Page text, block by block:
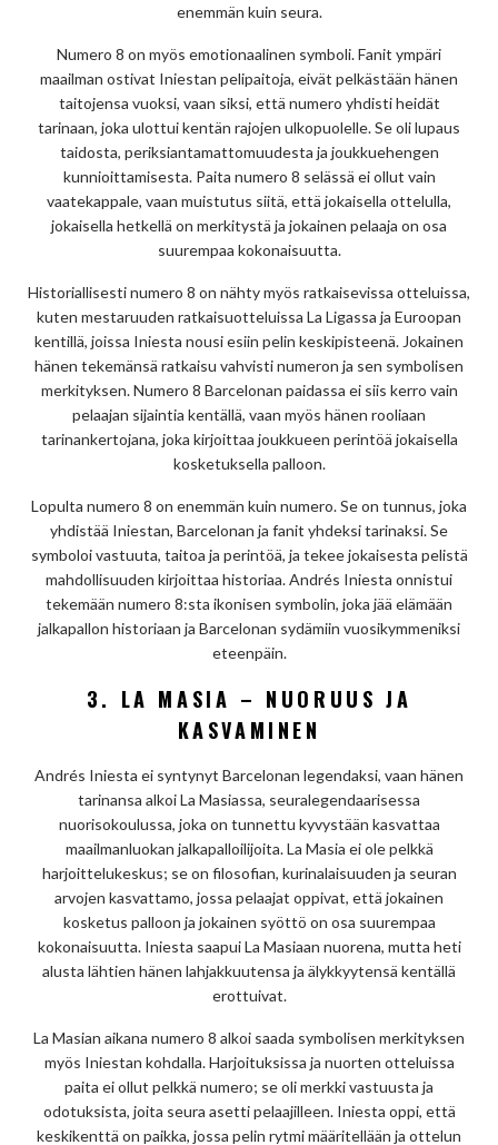
enemmän kuin seura.
Numero 8 on myös emotionaalinen symboli. Fanit ympäri
maailman ostivat Iniestan pelipaitoja, eivät pelkästään hänen
taitojensa vuoksi, vaan siksi, että numero yhdisti heidät
tarinaan, joka ulottui kentän rajojen ulkopuolelle. Se oli lupaus
taidosta, periksiantamattomuudesta ja joukkuehengen
kunnioittamisesta. Paita numero 8 selässä ei ollut vain
vaatekappale, vaan muistutus siitä, että jokaisella ottelulla,
jokaisella hetkellä on merkitystä ja jokainen pelaaja on osa
suurempaa kokonaisuutta.
Historiallisesti numero 8 on nähty myös ratkaisevissa otteluissa,
kuten mestaruuden ratkaisuotteluissa La Ligassa ja Euroopan
kentillä, joissa Iniesta nousi esiin pelin keskipisteenä. Jokainen
hänen tekemänsä ratkaisu vahvisti numeron ja sen symbolisen
merkityksen. Numero 8 Barcelonan paidassa ei siis kerro vain
pelaajan sijaintia kentällä, vaan myös hänen rooliaan
tarinankertojana, joka kirjoittaa joukkueen perintöä jokaisella
kosketuksella palloon.
Lopulta numero 8 on enemmän kuin numero. Se on tunnus, joka
yhdistää Iniestan, Barcelonan ja fanit yhdeksi tarinaksi. Se
symboloi vastuuta, taitoa ja perintöä, ja tekee jokaisesta pelistä
mahdollisuuden kirjoittaa historiaa. Andrés Iniesta onnistui
tekemään numero 8:sta ikonisen symbolin, joka jää elämään
jalkapallon historiaan ja Barcelonan sydämiin vuosikymmeniksi
eteenpäin.
3. LA MASIA – NUORUUS JA
KASVAMINEN
Andrés Iniesta ei syntynyt Barcelonan legendaksi, vaan hänen
tarinansa alkoi La Masiassa, seuralegendaarisessa
nuorisokoulussa, joka on tunnettu kyvystään kasvattaa
maailmanluokan jalkapalloilijoita. La Masia ei ole pelkkä
harjoittelukeskus; se on filosofian, kurinalaisuuden ja seuran
arvojen kasvattamo, jossa pelaajat oppivat, että jokainen
kosketus palloon ja jokainen syöttö on osa suurempaa
kokonaisuutta. Iniesta saapui La Masiaan nuorena, mutta heti
alusta lähtien hänen lahjakkuutensa ja älykkyytensä kentällä
erottuivat.
La Masian aikana numero 8 alkoi saada symbolisen merkityksen
myös Iniestan kohdalla. Harjoituksissa ja nuorten otteluissa
paita ei ollut pelkkä numero; se oli merkki vastuusta ja
odotuksista, joita seura asetti pelaajilleen. Iniesta oppi, että
keskikenttä on paikka, jossa pelin rytmi määritellään ja ottelun